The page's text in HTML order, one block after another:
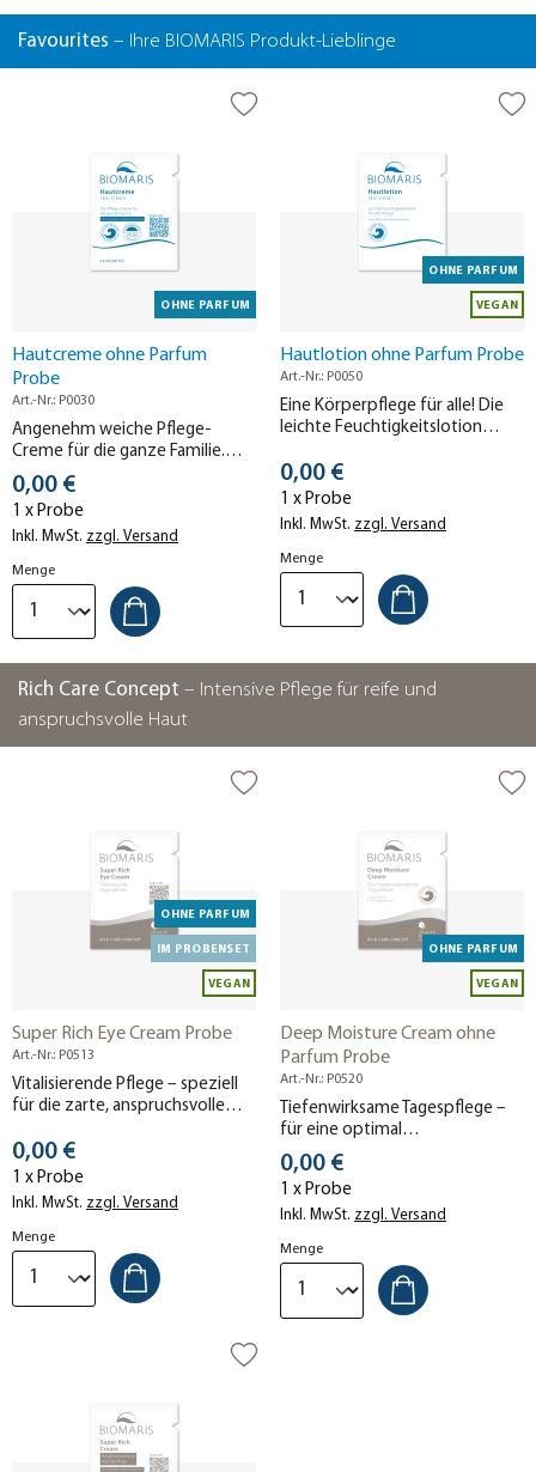
Favourites – Ihre BIOMARIS Produkt-Lieblinge
OHNE PARFUM
Hautcreme ohne Parfum
Probe
Art.-Nr.: P0030
Angenehm weiche Pflege-
Creme für die ganze Familie.
Ideal für trockene Hautpartien
und sehr gut hautverträglich –
auch bei Neurodermitis.
Stückpreis
0,00 €
1 x Probe
Inkl. MwSt. zzgl. Versand
Menge
OHNE PARFUM
VEGAN
Hautlotion ohne Parfum Probe
Art.-Nr.: P0050
Eine Körperpflege für alle! Die
leichte Feuchtigkeitslotion
jeden Hauttyp geeignet.
Stückpreis
0,00 €
1 x Probe
Inkl. MwSt. zzgl. Versand
Menge
Rich Care Concept – Intensive Pflege für reife und
anspruchsvolle Haut
OHNE PARFUM
IM PROBENSET
VEGAN
Super Rich Eye Cream Probe
Art.-Nr.: P0513
Vitalisierende Pflege – speziell
für die zarte, anspruchsvolle
Stückpreis
0,00 €
1 x Probe
Inkl. MwSt. zzgl. Versand
Menge
OHNE PARFUM
VEGAN
Deep Moisture Cream ohne
Parfum Probe
Art.-Nr.: P0520
Tiefenwirksame Tagespflege –
für eine optimal
durchfeuchtete Haut. Ohne
Parfum.
Stückpreis
0,00 €
1 x Probe
Inkl. MwSt. zzgl. Versand
Menge